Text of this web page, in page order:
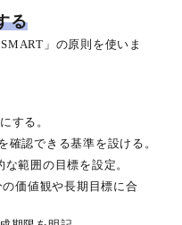
る
」の原則を使いま
する。
確認できる基準を設ける。
な範囲の目標を設定。
の価値観や長期目標に合